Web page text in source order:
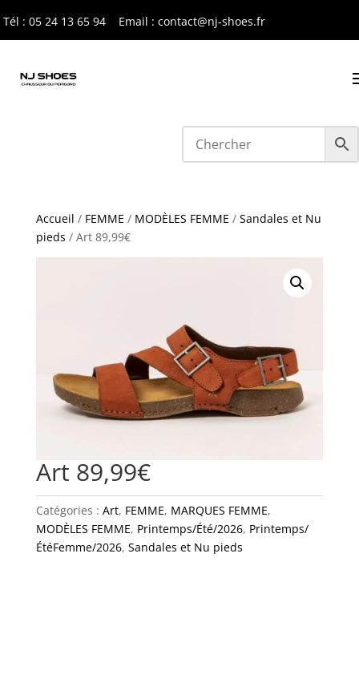
Tél : 05 24 13 65 94 Email : contact@nj-shoes.fr
Accueil / FEMME / MODÈLES FEMME / Sandales et Nu
pieds / Art 89,99€
Art 89,99€
Catégories : Art, FEMME, MARQUES FEMME,
MODÈLES FEMME, Printemps/Été/2026, Printemps/
ÉtéFemme/2026, Sandales et Nu pieds